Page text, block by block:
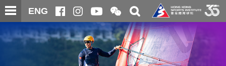
跳
至
内
ENG
开
合
微
信
二
维
码
关
搜
寻
内